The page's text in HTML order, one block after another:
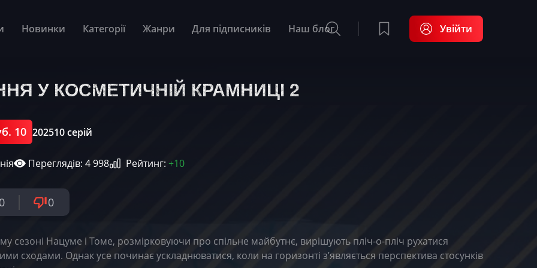
Новинки Категорії Жанри Для підписників Наш блог Увійти
У КОСМЕТИЧНІЙ КРАМНИЦІ 2
10 202510 серій
Переглядів: 4 998 Рейтинг: +10
0
сезоні Нацуме і Томе, розмірковуючи про спільне майбутнє, вирішують пліч-о-пліч рухатися
сходами. Однак усе починає ускладнюватися, коли на горизонті з’являється перспектива стосунків